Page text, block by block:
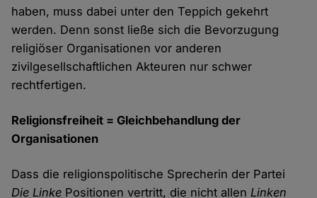
haben, muss dabei unter den Teppich gekehrt
werden. Denn sonst ließe sich die Bevorzugung
religiöser Organisationen vor anderen
zivilgesellschaftlichen Akteuren nur schwer
rechtfertigen.
Religionsfreiheit = Gleichbehandlung der
Organisationen
Dass die religionspolitische Sprecherin der Partei
Die Linke Positionen vertritt, die nicht allenLinken